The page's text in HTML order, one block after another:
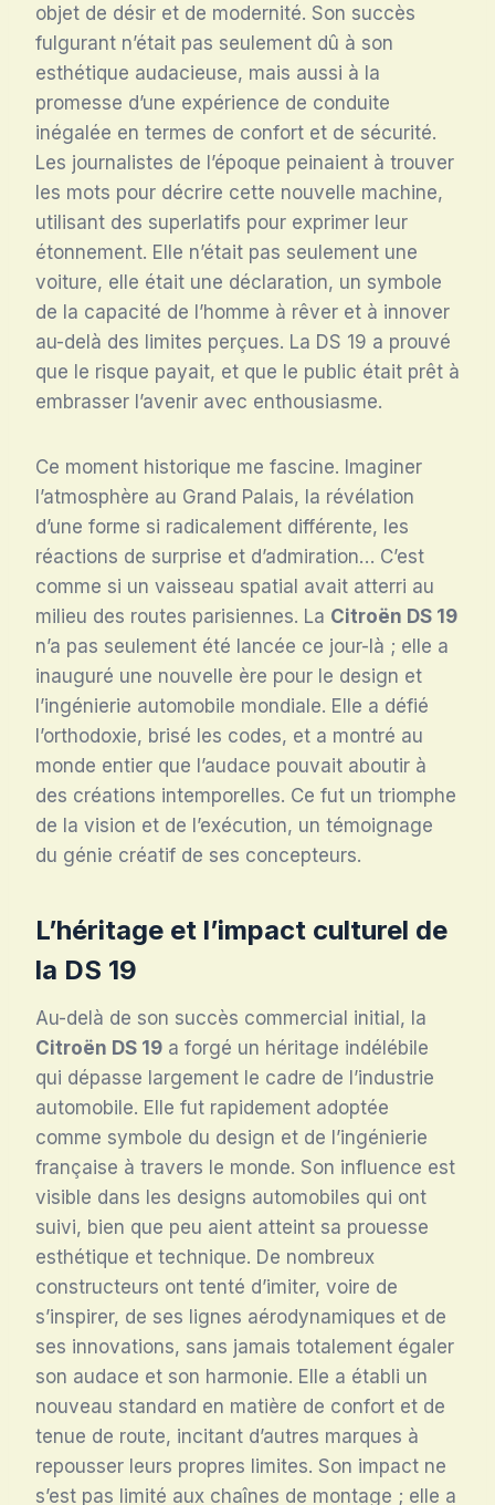
objet de désir et de modernité. Son succès
fulgurant n’était pas seulement dû à son
esthétique audacieuse, mais aussi à la
promesse d’une expérience de conduite
inégalée en termes de confort et de sécurité.
Les journalistes de l’époque peinaient à trouver
les mots pour décrire cette nouvelle machine,
utilisant des superlatifs pour exprimer leur
étonnement. Elle n’était pas seulement une
voiture, elle était une déclaration, un symbole
de la capacité de l’homme à rêver et à innover
au-delà des limites perçues. La DS 19 a prouvé
que le risque payait, et que le public était prêt à
embrasser l’avenir avec enthousiasme.
Ce moment historique me fascine. Imaginer
l’atmosphère au Grand Palais, la révélation
d’une forme si radicalement différente, les
réactions de surprise et d’admiration… C’est
comme si un vaisseau spatial avait atterri au
milieu des routes parisiennes. La Citroën DS 19
n’a pas seulement été lancée ce jour-là ; elle a
inauguré une nouvelle ère pour le design et
l’ingénierie automobile mondiale. Elle a défié
l’orthodoxie, brisé les codes, et a montré au
monde entier que l’audace pouvait aboutir à
des créations intemporelles. Ce fut un triomphe
de la vision et de l’exécution, un témoignage
du génie créatif de ses concepteurs.
L’héritage et l’impact culturel de
la DS 19
Au-delà de son succès commercial initial, la
Citroën DS 19 a forgé un héritage indélébile
qui dépasse largement le cadre de l’industrie
automobile. Elle fut rapidement adoptée
comme symbole du design et de l’ingénierie
française à travers le monde. Son influence est
visible dans les designs automobiles qui ont
suivi, bien que peu aient atteint sa prouesse
esthétique et technique. De nombreux
constructeurs ont tenté d’imiter, voire de
s’inspirer, de ses lignes aérodynamiques et de
ses innovations, sans jamais totalement égaler
son audace et son harmonie. Elle a établi un
nouveau standard en matière de confort et de
tenue de route, incitant d’autres marques à
repousser leurs propres limites. Son impact ne
s’est pas limité aux chaînes de montage ; elle a